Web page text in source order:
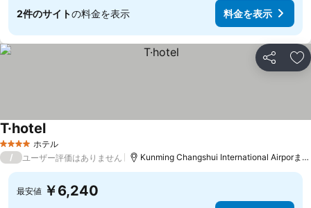
2件のサイトの料金を表示 料金を表示
シェア お
4 ホテルのランク
ホテル
T·hotel料金を表示
/ ユーザー評価はありません Kunming Changshui International Airporま
最安値 ￥6,240